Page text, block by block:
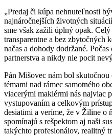
„Predaj či kúpa nehnuteľnosti
najnáročnejších životných
sme však zažili úplný opak.
transparentne a bez
načas a dohody dodržané.
partnerstva a nikdy nie pocit
Pán Mišovec nám bol
témami nad rámec samotného
viacerými maklérmi nás najviac
vystupovaním a celkovým
desiatimi a veríme, že v Žiline o
spomínajú s rešpektom aj naši
takýchto profesionálov, realitný